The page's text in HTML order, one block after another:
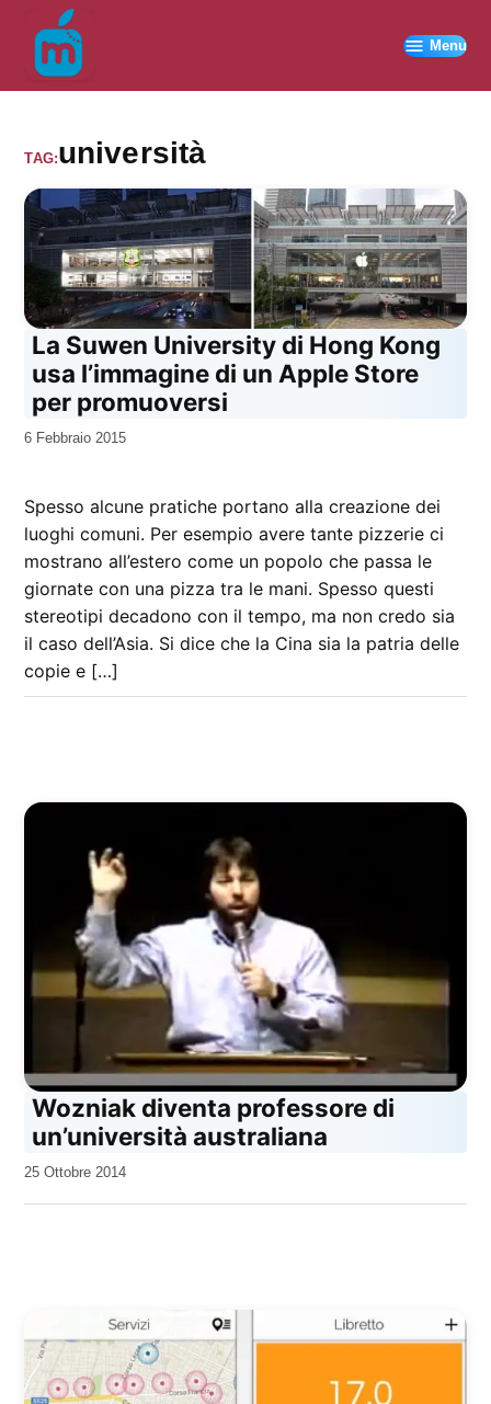
contenuto
Menu
TAG:università
La Suwen University di Hong Kong
usa l’immagine di un Apple Store
per promuoversi
da
6 Febbraio 2015
Spesso alcune pratiche portano alla creazione dei
luoghi comuni. Per esempio avere tante pizzerie ci
mostrano all’estero come un popolo che passa le
giornate con una pizza tra le mani. Spesso questi
stereotipi decadono con il tempo, ma non credo sia
il caso dell’Asia. Si dice che la Cina sia la patria delle
copie e […]
Wozniak diventa professore di
un’università australiana
da
25 Ottobre 2014